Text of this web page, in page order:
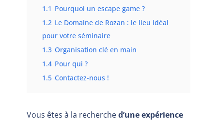
1.1 Pourquoi un escape game ?
1.2 Le Domaine de Rozan : le lieu idéal
pour votre séminaire
1.3 Organisation clé en main
1.4 Pour qui ?
1.5 Contactez-nous !
Vous êtes à la recherched’une expérience